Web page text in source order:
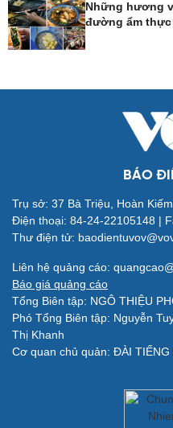
Quân sự - Quốc phòng
Vũ khí
Việt Nam
Phân tích
Những hương
đường ẩm
BÁO
Trụ sở: 37 Bà Triệu, Hoàn
Điện thoại: 84-24-22105148 |
Thư điện tử:
Liên hệ quảng cáo:
Báo giá quảng cáo
Tổng Biên tập: NGÔ THIỆU
Phó Tổng Biên tập: Nguyễn
Thị Khanh
Cơ quan chủ quản: ĐÀI TIẾNG